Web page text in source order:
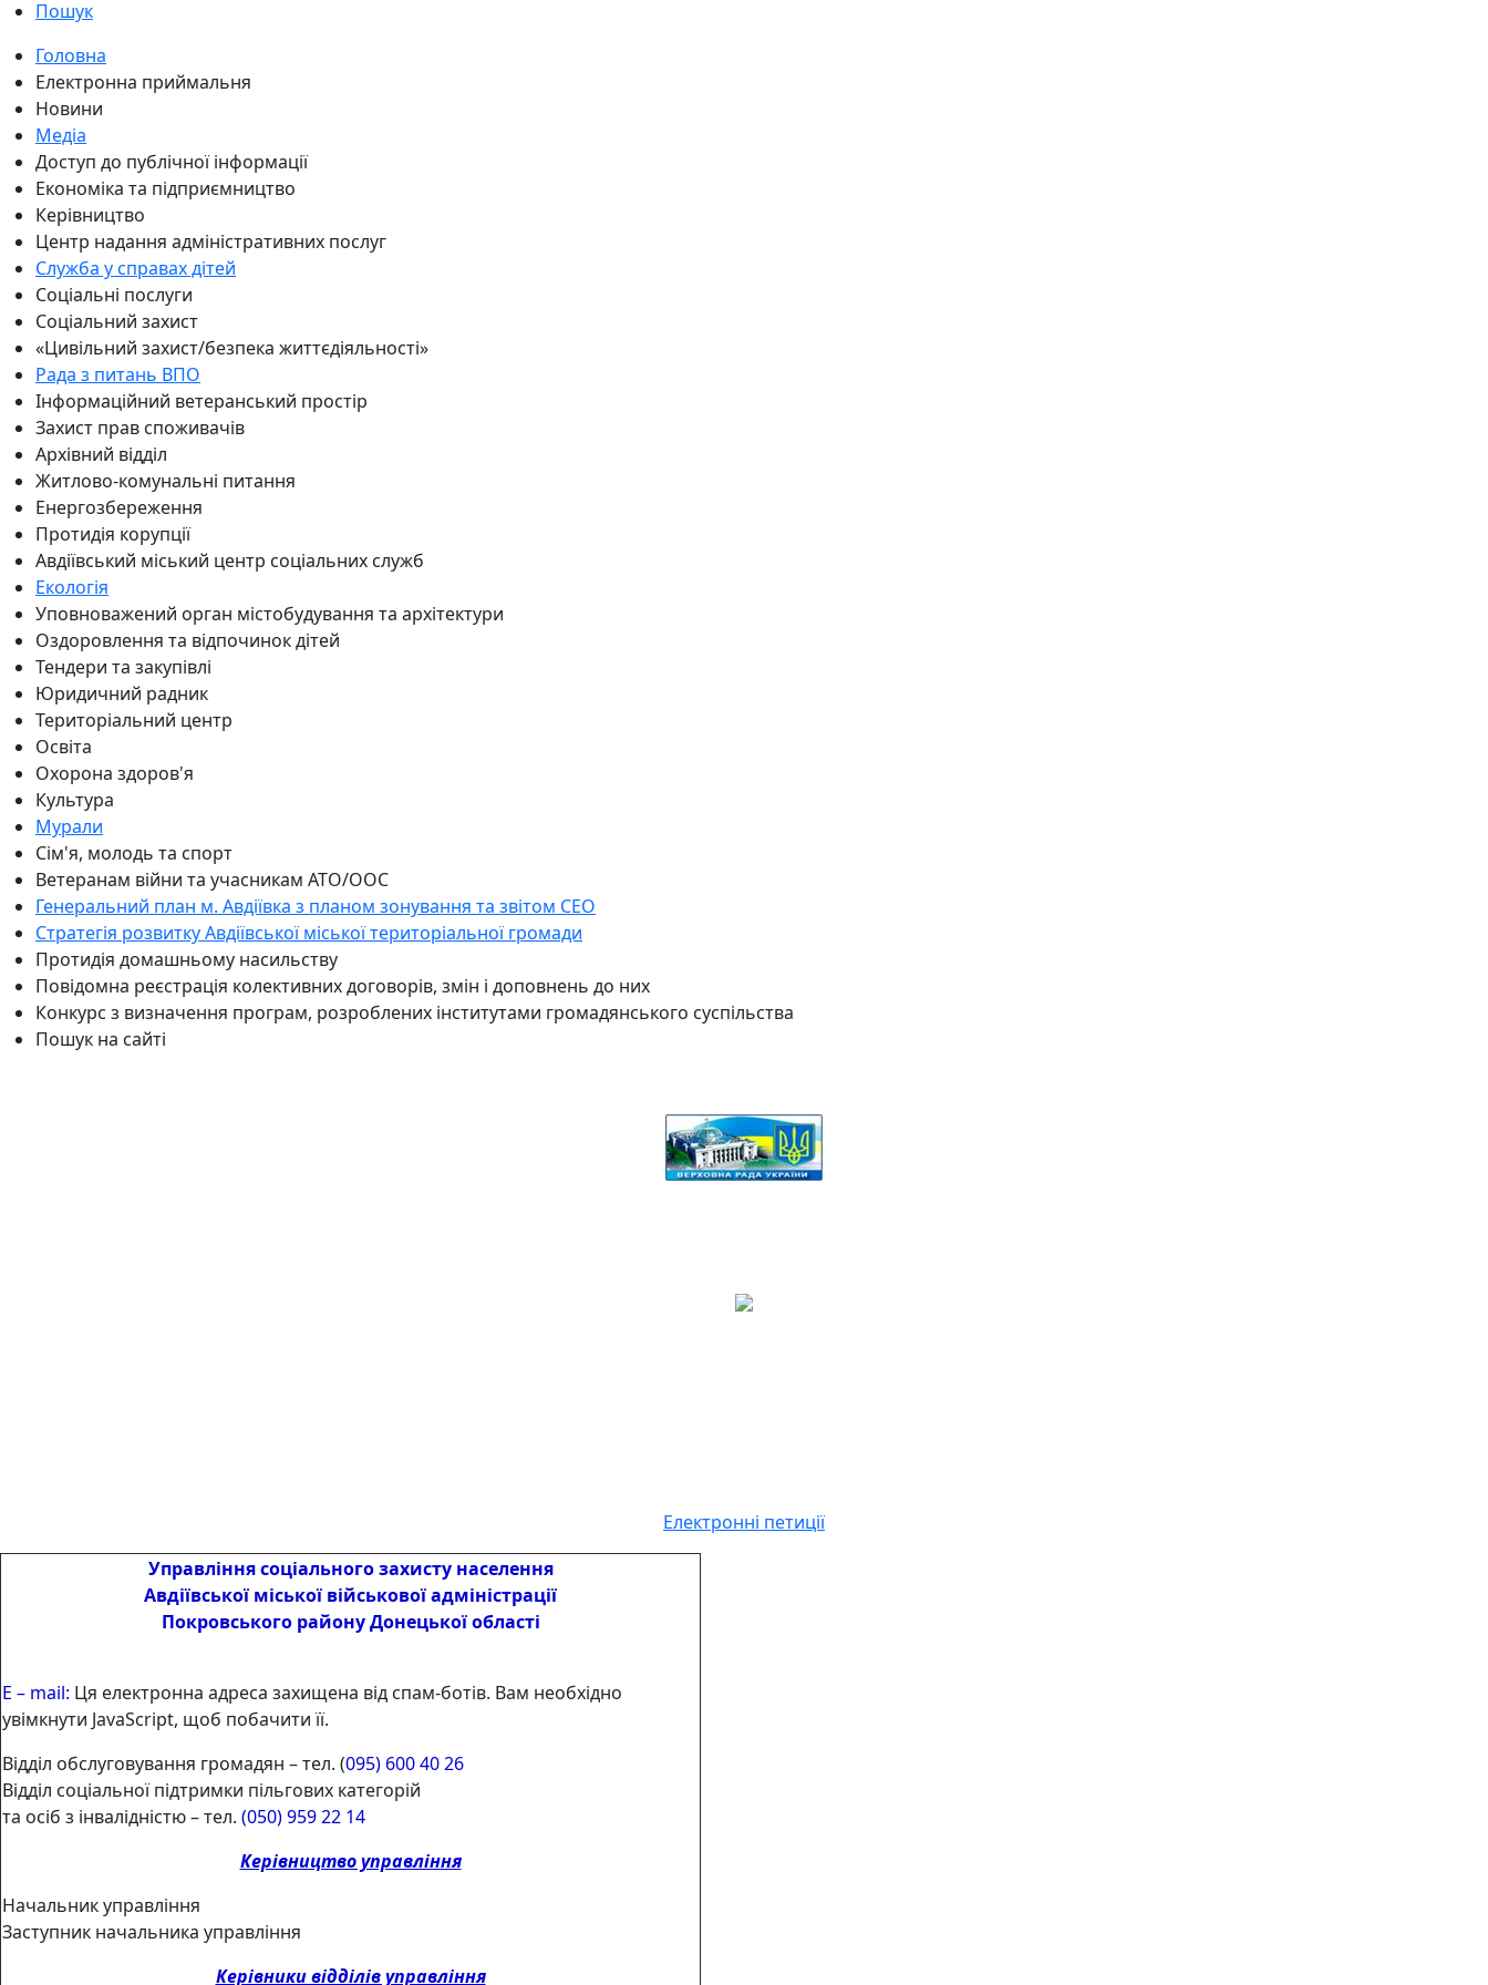
Пошук
Головна
Електронна приймальня
Новини
Медіа
Доступ до публічної інформації
Економіка та підприємництво
Керівництво
Центр надання адміністративних послуг
Служба у справах дітей
Соціальні послуги
Соціальний захист
«Цивільний захист/безпека життєдіяльності»
Рада з питань ВПО
Інформаційний ветеранський простір
Захист прав споживачів
Архівний відділ
Житлово-комунальні питання
Енергозбереження
Протидія корупції
Авдіївський міський центр соціальних служб
Екологія
Уповноважений орган містобудування та архітектури
Оздоровлення та відпочинок дітей
Тендери та закупівлі
Юридичний радник
Територіальний центр
Освіта
Охорона здоров'я
Культура
Мурали
Сім'я, молодь та спорт
Ветеранам війни та учасникам АТО/ООС
Генеральний план м. Авдіївка з планом зонування та звітом СЕО
Стратегія розвитку Авдіївської міської територіальної громади
Протидія домашньому насильству
Повідомна реєстрація колективних договорів, змін і доповнень до них
Конкурс з визначення програм, розроблених інститутами громадянського суспільства
Пошук на сайті
Електронні петиції
Управління соціального захисту населення
Авдіївської міської військової адміністрації
Покровського району Донецької області
Е – mail: Ця електронна адреса захищена від спам-ботів. Вам необхідно
увімкнути JavaScript, щоб побачити її.
Відділ обслуговування громадян – тел. (095) 600 40 26
Відділ соціальної підтримки пільгових категорій
та осіб з інвалідністю – тел. (050) 959 22 14
Керівництво управління
Начальник управління
Заступник начальника управління
Керівники відділів управління